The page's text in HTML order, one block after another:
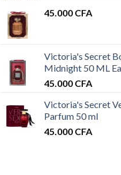
45.000 CFA
Victoria's Secret
Midnight 50 ML
45.000 CFA
Victoria's Secret
Parfum 50 ml
45.000 CFA